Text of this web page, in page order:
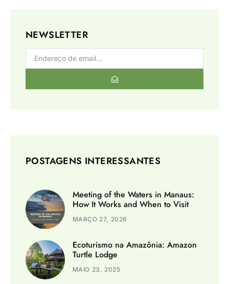
NEWSLETTER
POSTAGENS INTERESSANTES
Meeting of the Waters in Manaus:
How It Works and When to Visit
MARÇO 27, 2026
Ecoturismo na Amazônia: Amazon
Turtle Lodge
MAIO 23, 2025